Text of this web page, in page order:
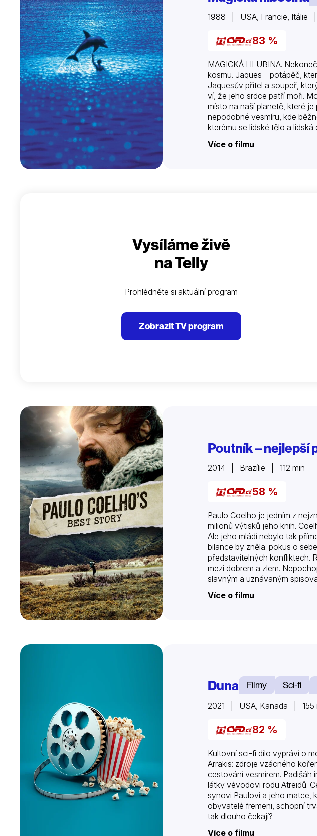
1988 | USA, Francie, Itálie
83 %
MAGICKÁ HLUBINA.
kosmu. Jaques – potápěč,
Jaquesův přítel a soupeř,
ví, že jeho srdce patří moři.
místo na naší planetě, které
nepodobné vesmíru, kde
kterému se lidské tělo a
Více o filmu
Vysíláme živě
na Telly
Prohlédněte si aktuální program
Zobrazit TV program
Poutník – nejlepší
2014 | Brazílie | 112 min
58 %
Paulo Coelho je jedním z
milionů výtisků jeho knih.
Ale jeho mládí nebylo tak
bilance by zněla: pokus o
představitelných konfliktech.
mezi dobrem a zlem.
slavným a uznávaným
Více o filmu
Duna Filmy Sci-fi
2021 | USA, Kanada | 155
82 %
Kultovní sci-fi dílo vypráví o
Arrakis: zdroje vzácného
cestování vesmírem. Padišáh
látky vévodovi rodu Atreidů.
synovi Paulovi a jeho matce,
obyvatelé fremeni, schopní
tak dlouho čekají?
Více o filmu